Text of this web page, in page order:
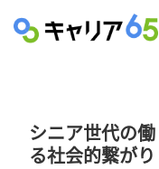
シニア世代の
る社会的繋が